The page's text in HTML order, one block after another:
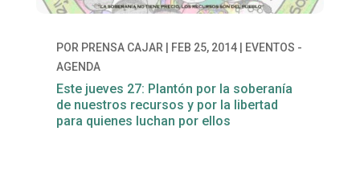
POR PRENSA CAJAR FEB 25, 2014|
EVENTOS -
AGENDA
Este jueves 27: Plantón por la soberanía
de nuestros recursos y por la libertad
para quienes luchan por ellos